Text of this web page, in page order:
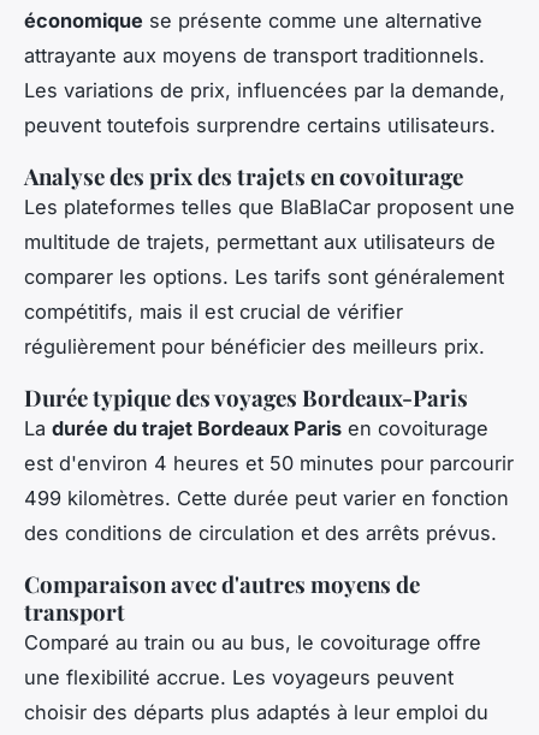
économique se présente comme une alternative
attrayante aux moyens de transport traditionnels.
Les variations de prix, influencées par la demande,
peuvent toutefois surprendre certains utilisateurs.
Analyse des prix des trajets en covoiturage
Les plateformes telles que BlaBlaCar proposent une
multitude de trajets, permettant aux utilisateurs de
comparer les options. Les tarifs sont généralement
compétitifs, mais il est crucial de vérifier
régulièrement pour bénéficier des meilleurs prix.
Durée typique des voyages Bordeaux-Paris
La durée du trajet Bordeaux Paris en covoiturage
est d'environ 4 heures et 50 minutes pour parcourir
499 kilomètres. Cette durée peut varier en fonction
des conditions de circulation et des arrêts prévus.
Comparaison avec d'autres moyens de
transport
Comparé au train ou au bus, le covoiturage offre
une flexibilité accrue. Les voyageurs peuvent
choisir des départs plus adaptés à leur emploi du